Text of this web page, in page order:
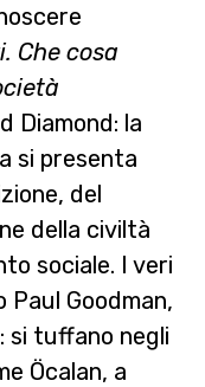
Che cosa
Diamond: la
si presenta
del
della civiltà
sociale. I veri
Goodman,
si tuffano negli
Öcalan, a